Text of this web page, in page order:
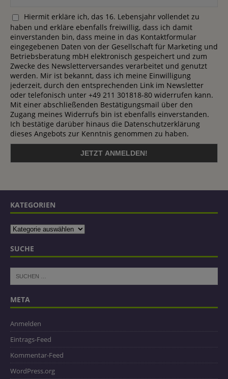
Hiermit erkläre ich, das 16. Lebensjahr vollendet zu
haben und erkläre ebenfalls freiwillig, dass ich damit
einverstanden bin, dass meine in das Kontaktformular
eingegebenen Daten von der Gesellschaft für Marketing und
Betriebsberatung mbH elektronisch gespeichert und zum
Zwecke des Newsletterversandes verarbeitet und genutzt
werden. Mir ist bekannt, dass ich meine Einwilligung
jederzeit, durch den entsprechenden Link im Newsletter
oder telefonisch unter +49 211 301818-80 widerrufen kann.
Mit einer abschließenden Bestätigungsmail über den
Zugang meines Widerrufs bin ist ebenfalls einverstanden.
Ich bestätige darüber hinaus die Datenschutzerklärung
dieses Angebots zur Kenntnis genommen zu haben.
KATEGORIEN
SUCHE
META
Anmelden
Eintrags-Feed
Kommentar-Feed
WordPress.org